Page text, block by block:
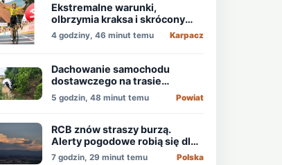
Ekstremalne warunki,
olbrzymia kraksa i skrócony
etap, który padł łupem
Holendra!
4 godziny, 46 minut temu Karpacz
Dachowanie samochodu
dostawczego na trasie
Świdnica - Wrocław
5 godzin, 48 minut temu Powiat
RCB znów straszy burzą.
Alerty pogodowe robią się dla
niektórych nudne
7 godzin, 29 minut temu Polska